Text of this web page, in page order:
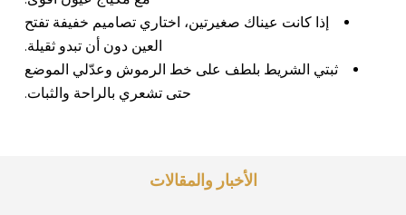
إذا كانت عيناك صغيرتين، اختاري تصاميم خفيفة تفتح
العين دون أن تبدو ثقيلة.
ثبتي الشريط بلطف على خط الرموش وعدّلي الموضع
حتى تشعري بالراحة والثبات.
الأخبار والمقالات